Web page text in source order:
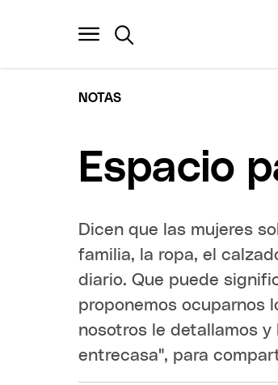
NOTAS
Espacio
Dicen que las mujeres
familia, la ropa, el
diario. Que puede
proponemos ocuparnos
nosotros le detallamos y
entrecasa", para